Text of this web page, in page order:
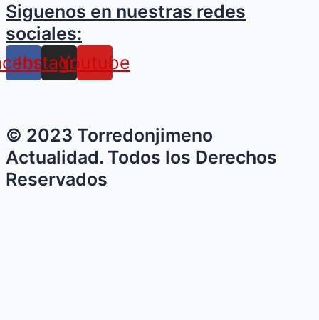
caminos
naturales
centran
la
presencia
en
Siguenos en nuestras redes
sociales:
Instagram
Youtube
© 2023 Torredonjimeno
Actualidad. Todos los Derechos
Reservados